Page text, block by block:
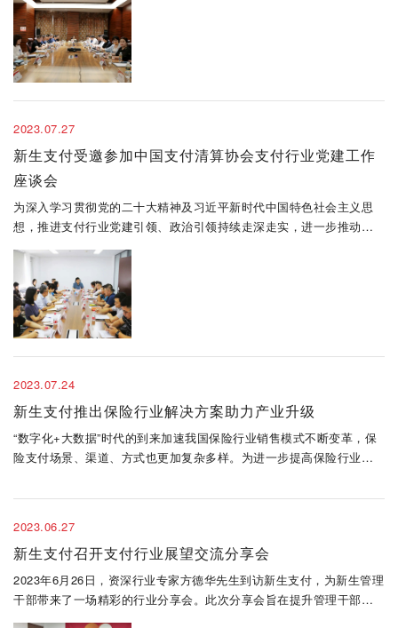
余人出席会议并发言。
2023.07.27
新生支付受邀参加中国支付清算协会支付行业党建工作
座谈会
为深入学习贯彻党的二十大精神及习近平新时代中国特色社会主义思
想，推进支付行业党建引领、政治引领持续走深走实，进一步推动支
付行业党建工作提质增效，7月26日上午，中国支付清算协会（以下简
称支付清算协会）“支付行业党建工作座谈会”在北京湘西大厦顺利召
开，本次..
2023.07.24
新生支付推出保险行业解决方案助力产业升级
“数字化+大数据”时代的到来加速我国保险行业销售模式不断变革，保
险支付场景、渠道、方式也更加复杂多样。为进一步提高保险行业的
生支付重磅推出面向保险行业的综合支付解决方案。并携手华安保险
2023.06.27
新生支付召开支付行业展望交流分享会
2023年6月26日，资深行业专家方德华先生到访新生支付，为新生管理
干部带来了一场精彩的行业分享会。此次分享会旨在提升管理干部的
专业知识和行业解读能力，促进公司的创新发展和竞争力提升。